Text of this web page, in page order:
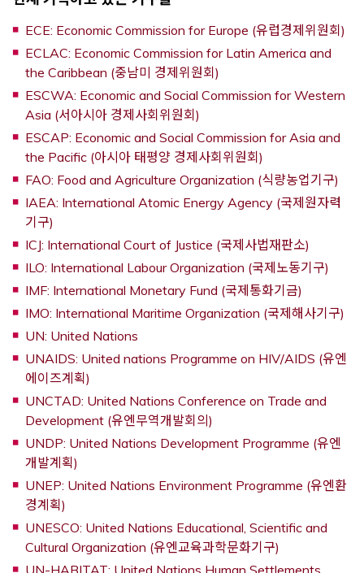
ECE: Economic Commission for Europe (유럽경제위원회)
ECLAC: Economic Commission for Latin America and
the Caribbean (중남미 경제위원회)
ESCWA: Economic and Social Commission for Western
Asia (서아시아 경제사회위원회)
ESCAP: Economic and Social Commission for Asia and
the Pacific (아시아 태평양 경제사회위원회)
FAO: Food and Agriculture Organization (식량농업기구)
IAEA: International Atomic Energy Agency (국제원자력
기구)
ICJ: International Court of Justice (국제사법재판소)
ILO: International Labour Organization (국제노동기구)
IMF: International Monetary Fund (국제통화기금)
IMO: International Maritime Organization (국제해사기구)
UN: United Nations
UNAIDS: United nations Programme on HIV/AIDS (유엔
에이즈계획)
UNCTAD: United Nations Conference on Trade and
Development (유엔무역개발회의)
UNDP: United Nations Development Programme (유엔
개발계획)
UNEP: United Nations Environment Programme (유엔환
경계획)
UNESCO: United Nations Educational, Scientific and
Cultural Organization (유엔교육과학문화기구)
UN-HABITAT: United Nations Human Settlements